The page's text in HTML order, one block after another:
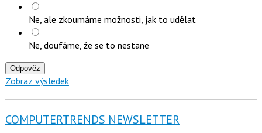
Ne, ale zkoumáme možnosti, jak to udělat
Ne, doufáme, že se to nestane
Odpověz
Zobraz výsledek
COMPUTERTRENDS NEWSLETTER